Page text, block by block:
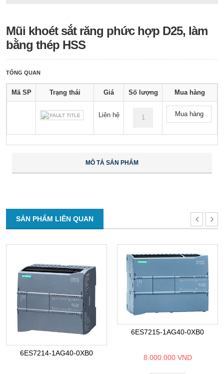
Mũi khoét sắt răng phức hợp D25, làm
bằng thép HSS
TỔNG QUAN
Mã SP Trạng thái Giá Số lượng Mua hàng
DEFAULT TITLE Liên hệ Mua hàng
MÔ TẢ SẢN PHẨM
SẢN PHẨM LIÊN QUAN
6ES7214-1AG40-0XB0
6ES7215-1AG40-0XB0
8.000.000 VND